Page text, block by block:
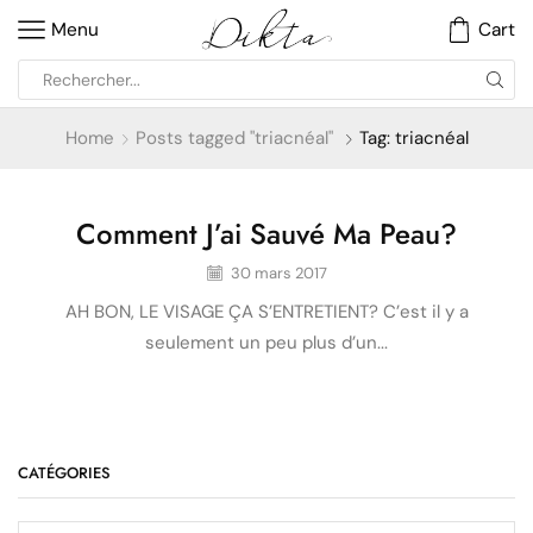
Menu Cart
Home Posts tagged "triacnéal" Tag: triacnéal
BeautéComment J’ai Sauvé Ma Peau?
30 mars 2017
AH BON, LE VISAGE ÇA S’ENTRETIENT? C’est il y a
seulement un peu plus d’un...
CATÉGORIES